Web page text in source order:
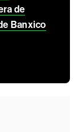
de
Banxico